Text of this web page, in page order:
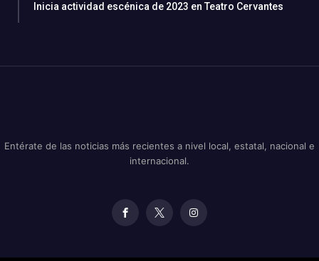
Inicia actividad escénica de 2023 en Teatro Cervantes
Entérate de las noticias más recientes a nivel local, estatal, nacional e
internacional.